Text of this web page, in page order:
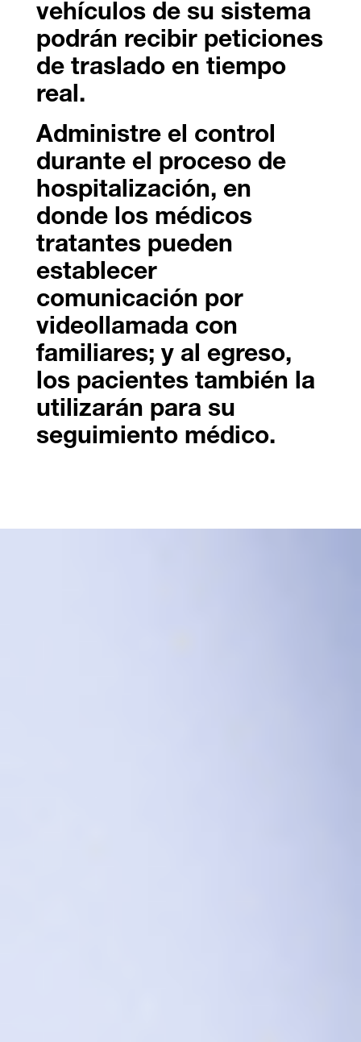
vehículos de su sistema
podrán recibir peticiones
de traslado en tiempo
real.
Administre el control
durante el proceso de
hospitalización, en
donde los médicos
tratantes pueden
establecer
comunicación por
videollamada con
familiares; y al egreso,
los pacientes también la
utilizarán para su
seguimiento médico.